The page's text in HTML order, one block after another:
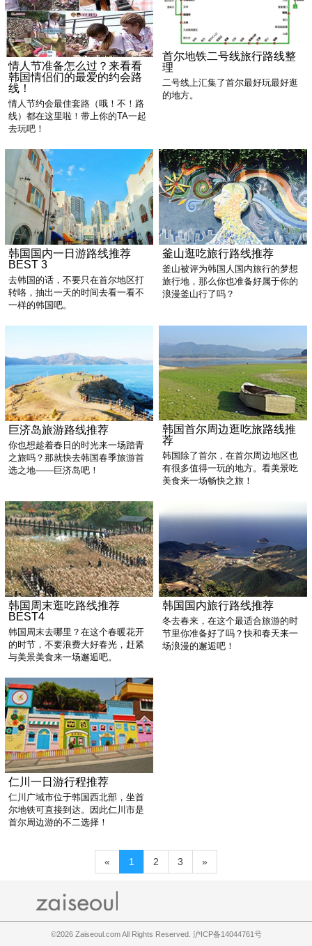
情人节准备怎么过？来看看
韩国情侣们的最爱的约会路
线！
情人节约会最佳套路（哦！不！路
线）都在这里啦！带上你的TA一起
去玩吧！
首尔地铁二号线旅行路线整
理
二号线上汇集了首尔最好玩最好逛
的地方。
韩国国内一日游路线推荐
BEST 3
去韩国的话，不要只在首尔地区打
转咯，抽出一天的时间去看一看不
一样的韩国吧。
釜山逛吃旅行路线推荐
釜山被评为韩国人国内旅行的梦想
旅行地，那么你也准备好属于你的
浪漫釜山行了吗？
巨济岛旅游路线推荐
你也想趁着春日的时光来一场踏青
之旅吗？那就快去韩国春季旅游首
选之地——巨济岛吧！
韩国首尔周边逛吃旅路线推
荐
韩国除了首尔，在首尔周边地区也
有很多值得一玩的地方。看美景吃
美食来一场畅快之旅！
韩国周末逛吃路线推荐
BEST4
韩国周末去哪里？在这个春暖花开
的时节，不要浪费大好春光，赶紧
与美景美食来一场邂逅吧。
韩国国内旅行路线推荐
冬去春来，在这个最适合旅游的时
节里你准备好了吗？快和春天来一
场浪漫的邂逅吧！
仁川一日游行程推荐
仁川广域市位于韩国西北部，坐首
尔地铁可直接到达。因此仁川市是
首尔周边游的不二选择！
« 1 2 3 »
©2026 Zaiseoul.com All Rights Reserved. 沪ICP备14044761号